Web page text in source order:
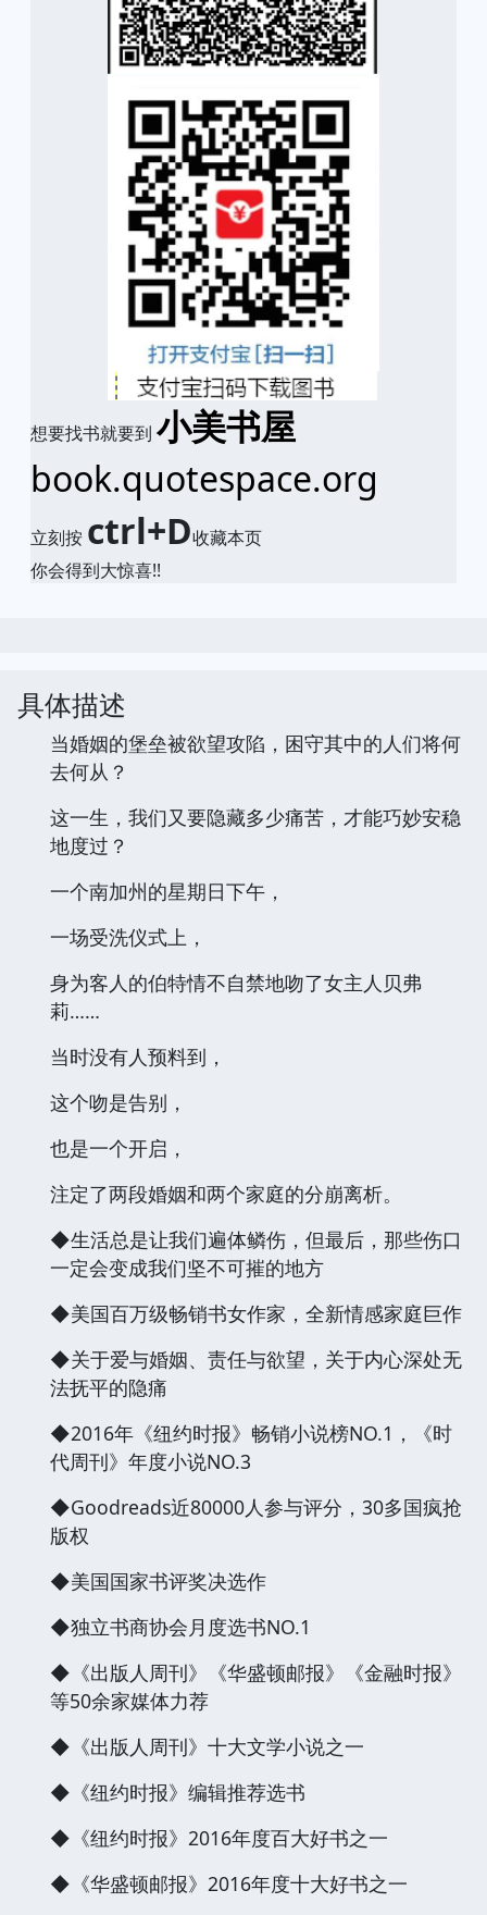
想要找书就要到 小美书屋
book.quotespace.org
立刻按 ctrl+D收藏本页
你会得到大惊喜!!
具体描述
当婚姻的堡垒被欲望攻陷，困守其中的人们将何
去何从？
这一生，我们又要隐藏多少痛苦，才能巧妙安稳
地度过？
一个南加州的星期日下午，
一场受洗仪式上，
身为客人的伯特情不自禁地吻了女主人贝弗
莉……
当时没有人预料到，
这个吻是告别，
也是一个开启，
注定了两段婚姻和两个家庭的分崩离析。
◆生活总是让我们遍体鳞伤，但最后，那些伤口
一定会变成我们坚不可摧的地方
◆美国百万级畅销书女作家，全新情感家庭巨作
◆关于爱与婚姻、责任与欲望，关于内心深处无
法抚平的隐痛
◆2016年《纽约时报》畅销小说榜NO.1，《时
代周刊》年度小说NO.3
◆Goodreads近80000人参与评分，30多国疯抢
版权
◆美国国家书评奖决选作
◆独立书商协会月度选书NO.1
◆《出版人周刊》《华盛顿邮报》《金融时报》
等50余家媒体力荐
◆《出版人周刊》十大文学小说之一
◆《纽约时报》编辑推荐选书
◆《纽约时报》2016年度百大好书之一
◆《华盛顿邮报》2016年度十大好书之一